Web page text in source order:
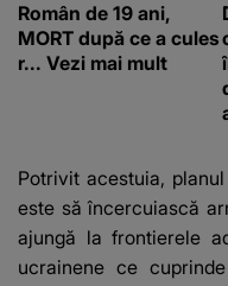
Român de 19 ani,
MORT după ce a cules
r... Vezi mai mult
Potrivit acestuia,
este să încercuiască
ajungă la frontierele
ucrainene ce